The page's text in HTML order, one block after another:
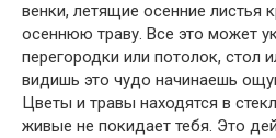
венки, летящие осенние листья
осеннюю траву. Все это может
перегородки или потолок, стол
видишь это чудо начинаешь
Цветы и травы находятся в
живые не покидает тебя. Это